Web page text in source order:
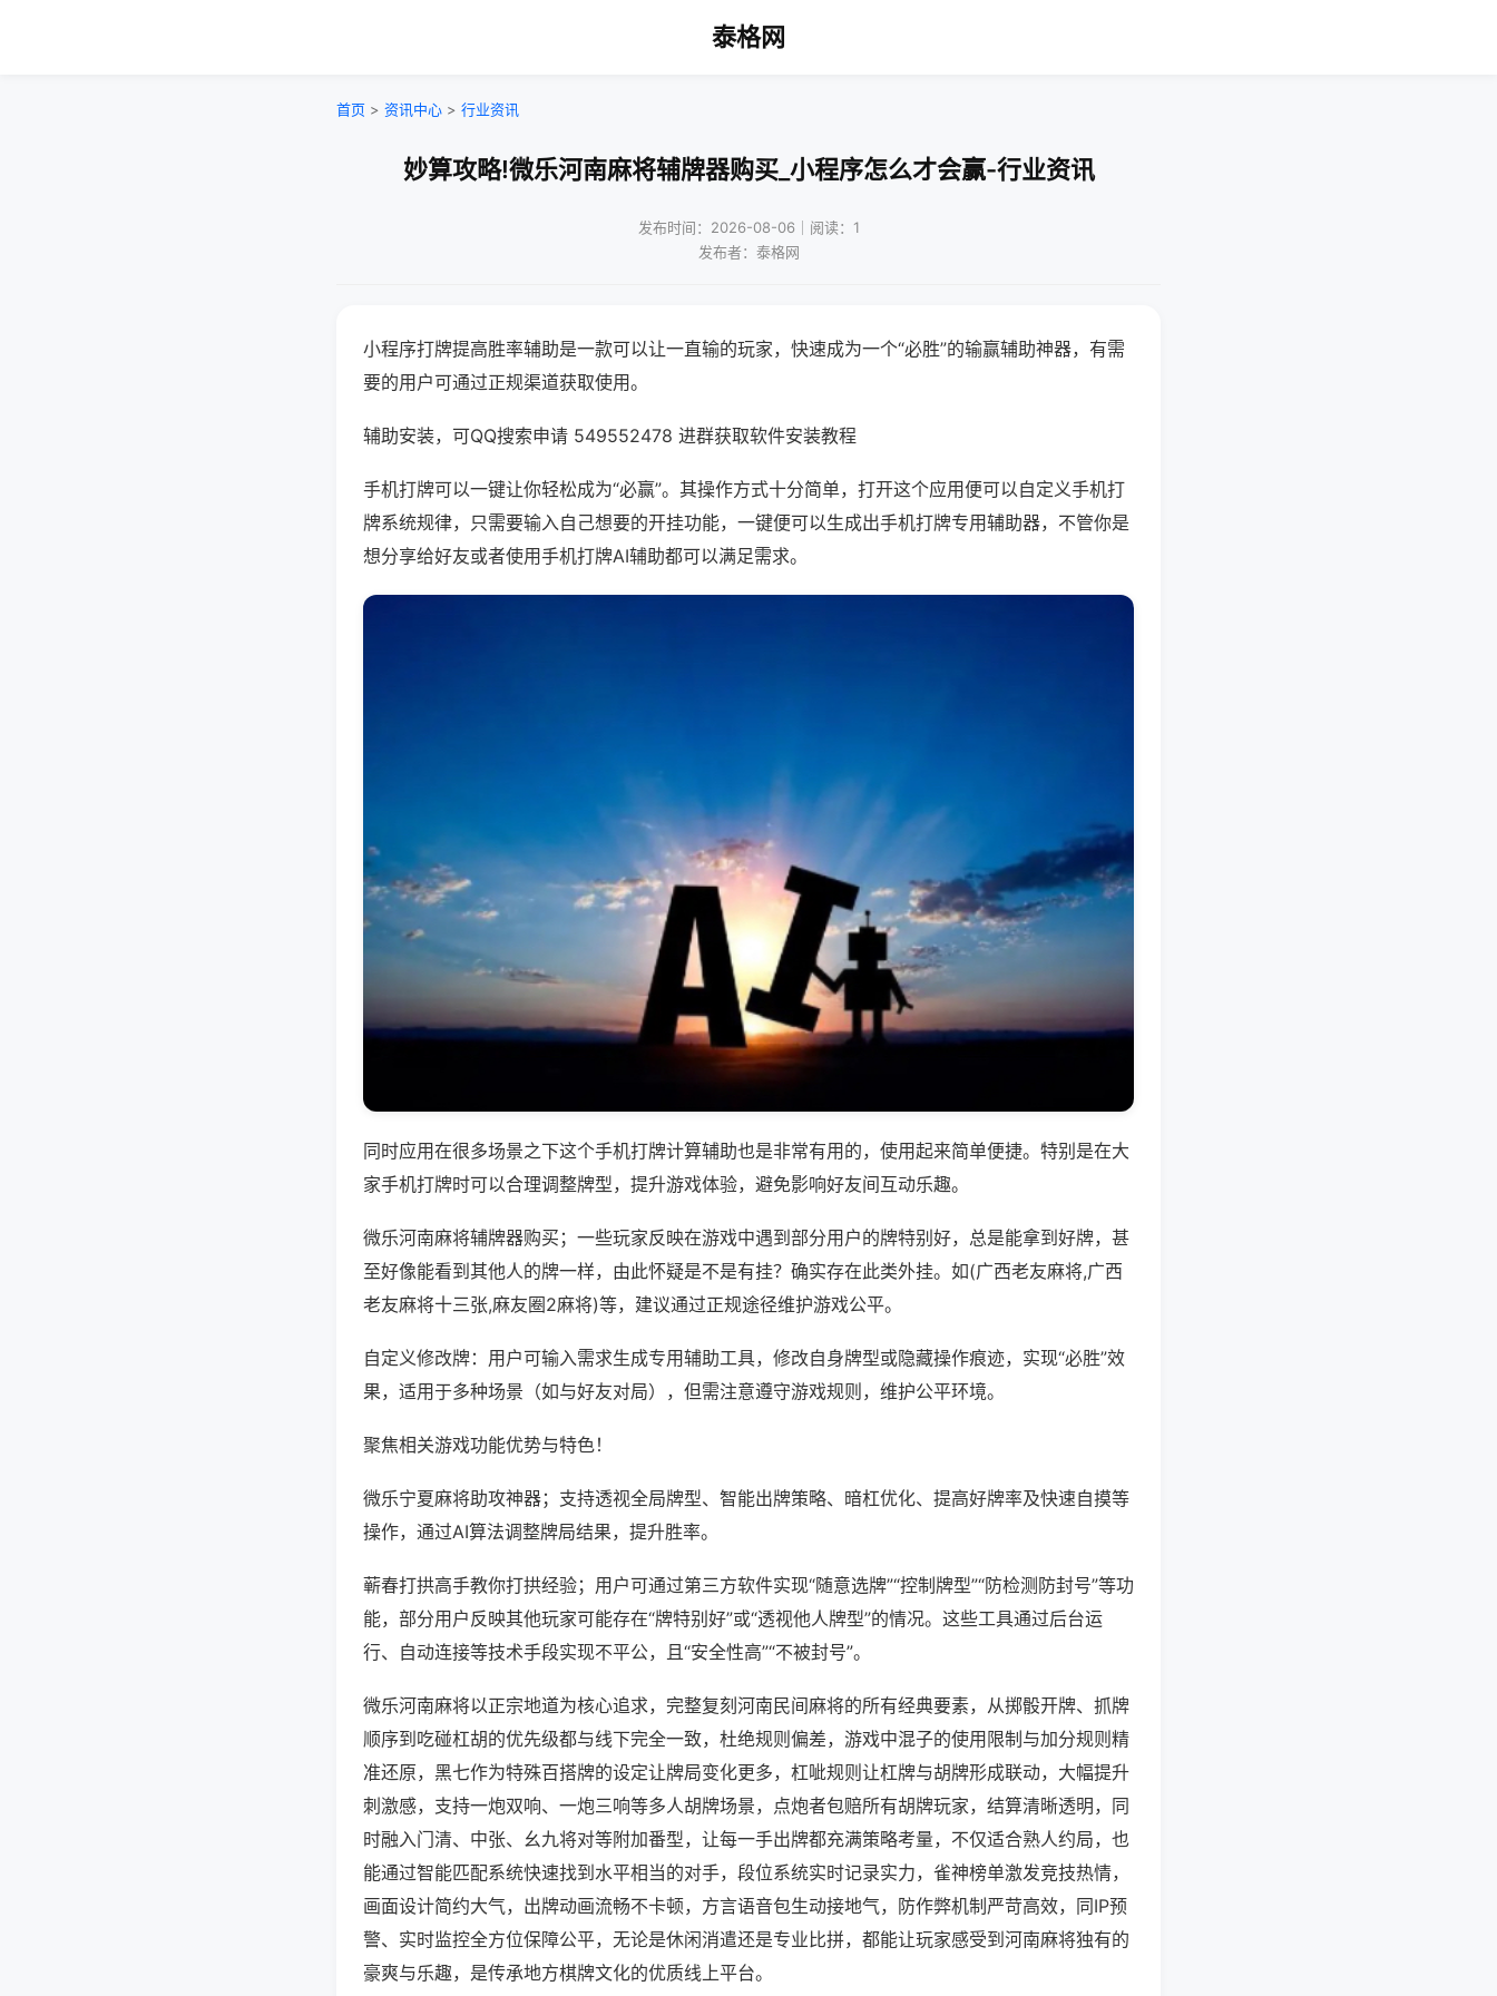
泰格网
首页 > 资讯中心 > 行业资讯
妙算攻略!微乐河南麻将辅牌器购买_小程序怎么才会赢-行业资讯
发布时间：2026-08-06｜阅读：1
发布者：泰格网
小程序打牌提高胜率辅助是一款可以让一直输的玩家，快速成为一个“必胜”的输赢辅助神器，有需
要的用户可通过正规渠道获取使用。
辅助安装，可QQ搜索申请 549552478 进群获取软件安装教程
手机打牌可以一键让你轻松成为“必赢”。其操作方式十分简单，打开这个应用便可以自定义手机打
牌系统规律，只需要输入自己想要的开挂功能，一键便可以生成出手机打牌专用辅助器，不管你是
想分享给好友或者使用手机打牌AI辅助都可以满足需求。
同时应用在很多场景之下这个手机打牌计算辅助也是非常有用的，使用起来简单便捷。特别是在大
家手机打牌时可以合理调整牌型，提升游戏体验，避免影响好友间互动乐趣。
微乐河南麻将辅牌器购买；一些玩家反映在游戏中遇到部分用户的牌特别好，总是能拿到好牌，甚
至好像能看到其他人的牌一样，由此怀疑是不是有挂？确实存在此类外挂。如(广西老友麻将,广西
老友麻将十三张,麻友圈2麻将)等，建议通过正规途径维护游戏公平。
自定义修改牌：用户可输入需求生成专用辅助工具，修改自身牌型或隐藏操作痕迹，实现“必胜”效
果，适用于多种场景（如与好友对局），但需注意遵守游戏规则，维护公平环境。
聚焦相关游戏功能优势与特色！
微乐宁夏麻将助攻神器；支持透视全局牌型、智能出牌策略、暗杠优化、提高好牌率及快速自摸等
操作，通过AI算法调整牌局结果，提升胜率。
蕲春打拱高手教你打拱经验；用户可通过第三方软件实现“随意选牌”“控制牌型”“防检测防封号”等功
能，部分用户反映其他玩家可能存在“牌特别好”或“透视他人牌型”的情况。这些工具通过后台运
行、自动连接等技术手段实现不平公，且“安全性高”“不被封号”。
微乐河南麻将以正宗地道为核心追求，完整复刻河南民间麻将的所有经典要素，从掷骰开牌、抓牌
顺序到吃碰杠胡的优先级都与线下完全一致，杜绝规则偏差，游戏中混子的使用限制与加分规则精
准还原，黑七作为特殊百搭牌的设定让牌局变化更多，杠呲规则让杠牌与胡牌形成联动，大幅提升
刺激感，支持一炮双响、一炮三响等多人胡牌场景，点炮者包赔所有胡牌玩家，结算清晰透明，同
时融入门清、中张、幺九将对等附加番型，让每一手出牌都充满策略考量，不仅适合熟人约局，也
能通过智能匹配系统快速找到水平相当的对手，段位系统实时记录实力，雀神榜单激发竞技热情，
画面设计简约大气，出牌动画流畅不卡顿，方言语音包生动接地气，防作弊机制严苛高效，同IP预
警、实时监控全方位保障公平，无论是休闲消遣还是专业比拼，都能让玩家感受到河南麻将独有的
豪爽与乐趣，是传承地方棋牌文化的优质线上平台。